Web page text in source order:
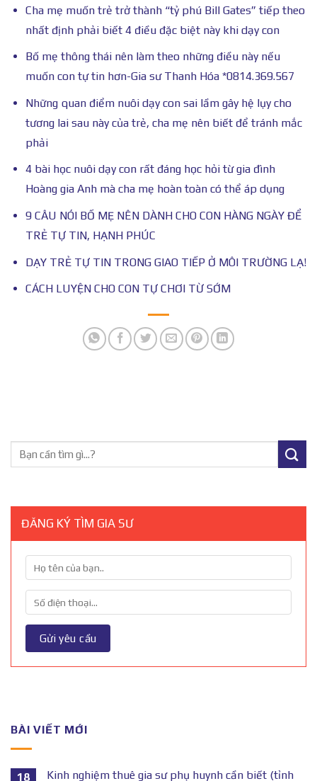
Cha mẹ muốn trẻ trở thành “tỷ phú Bill Gates” tiếp theo
nhất định phải biết 4 điều đặc biệt này khi dạy con
Bố mẹ thông thái nên làm theo những điều này nếu
muốn con tự tin hơn-Gia sư Thanh Hóa *0814.369.567
Những quan điểm nuôi dạy con sai lầm gây hệ lụy cho
tương lai sau này của trẻ, cha mẹ nên biết để tránh mắc
phải
4 bài học nuôi dạy con rất đáng học hỏi từ gia đình
Hoàng gia Anh mà cha mẹ hoàn toàn có thể áp dụng
9 CÂU NÓI BỐ MẸ NÊN DÀNH CHO CON HÀNG NGÀY ĐỂ
TRẺ TỰ TIN, HẠNH PHÚC
DẠY TRẺ TỰ TIN TRONG GIAO TIẾP Ở MÔI TRƯỜNG LẠ!
CÁCH LUYỆN CHO CON TỰ CHƠI TỪ SỚM
ĐĂNG KÝ TÌM GIA SƯ
BÀI VIẾT MỚI
18
Kinh nghiệm thuê gia sư phụ huynh cần biết (tỉnh